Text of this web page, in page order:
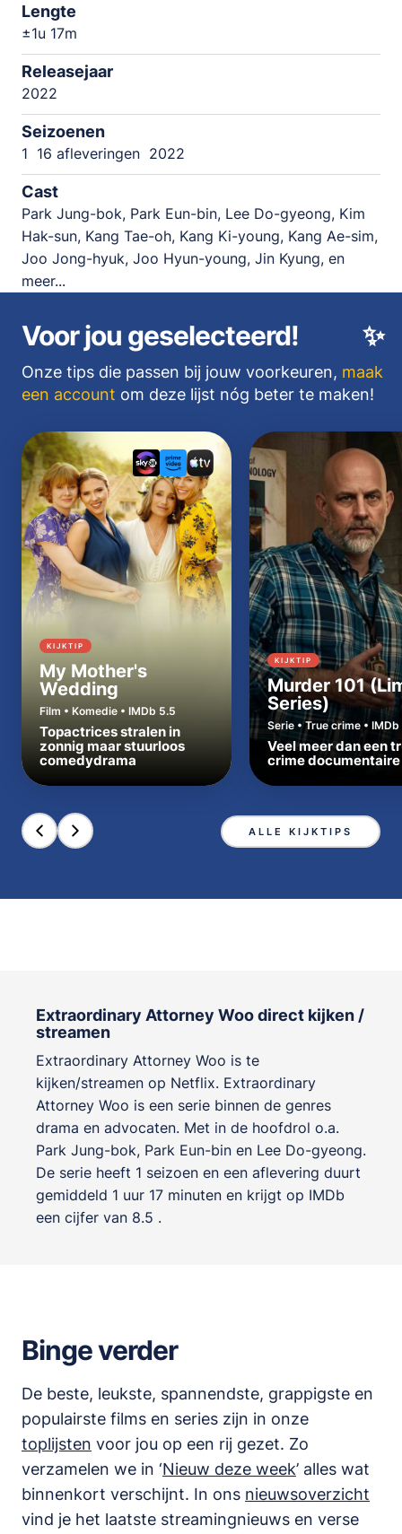
Lengte
±1u 17m
Releasejaar
2022
Seizoenen
1 16 afleveringen 2022
Cast
Park Jung-bok, Park Eun-bin, Lee Do-gyeong, Kim
Hak-sun, Kang Tae-oh, Kang Ki-young, Kang Ae-sim,
Joo Jong-hyuk, Joo Hyun-young, Jin Kyung, en
meer...
✨
Voor jou geselecteerd!
Onze tips die passen bij jouw voorkeuren, maak
een account om deze lijst nóg beter te maken!
KIJKTIP
My Mother's
Wedding
Film • Komedie • IMDb 5.5
Topactrices stralen in
zonnig maar stuurloos
comedydrama
KIJKTIP
Murder 101
Series)
Serie • True crime • IMDb
Veel meer dan een
crime documentaire
ALLE KIJKTIPS
Extraordinary Attorney Woo direct kijken /
streamen
Extraordinary Attorney Woo is te
kijken/streamen op Netflix. Extraordinary
Attorney Woo is een serie binnen de genres
drama en advocaten. Met in de hoofdrol o.a.
Park Jung-bok, Park Eun-bin en Lee Do-gyeong.
De serie heeft 1 seizoen en een aflevering duurt
gemiddeld 1 uur 17 minuten en krijgt op IMDb
een cijfer van 8.5 .
Binge verder
De beste, leukste, spannendste, grappigste en
populairste films en series zijn in onze
toplijsten voor jou op een rij gezet. Zo
verzamelen we in ‘Nieuw deze week’ alles wat
binnenkort verschijnt. In ons nieuwsoverzicht
vind je het laatste streamingnieuws en verse